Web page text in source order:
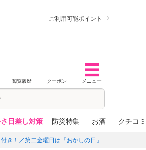
ご利用可能ポイント
閲覧履歴 クーポン メニュー
日差し対策 防災特集 お酒 クチコ
き！／第二金曜日は『おかしの日』